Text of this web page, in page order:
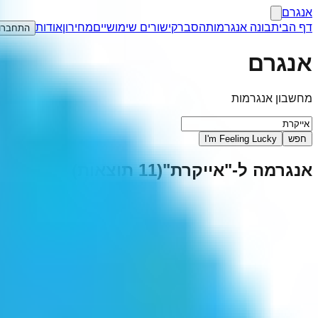
אנגרם
דף הביתבונה אנגרמותהסברקישורים שימושייםמחירוןאודות
אנגרם
מחשבון אנגרמות
חפש I'm Feeling Lucky
אנגרמה ל-"אייקרת"
(
11תוצאות)